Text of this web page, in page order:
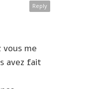
Reply
me
avez fait